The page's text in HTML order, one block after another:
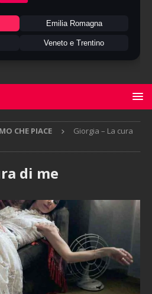
Emilia Romagna
Veneto e Trentino
CHE PIACE
Giorgia – La cura
di me